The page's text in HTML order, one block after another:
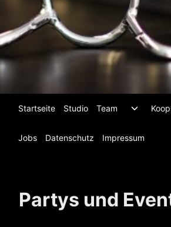
Startseite Studio Team
Jobs Datenschutz Impressum
Partys und